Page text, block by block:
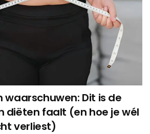
waarschuwen: Dit is de
diëten faalt (en hoe je wél
verliest)